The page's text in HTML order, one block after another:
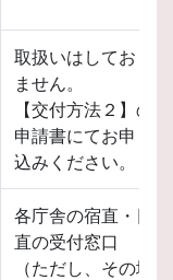
取扱いはしており
ません。
【交付方法２】の
申請書にてお申し
込みください。
各庁舎の宿直・日
直の受付窓口
（ただし、その場